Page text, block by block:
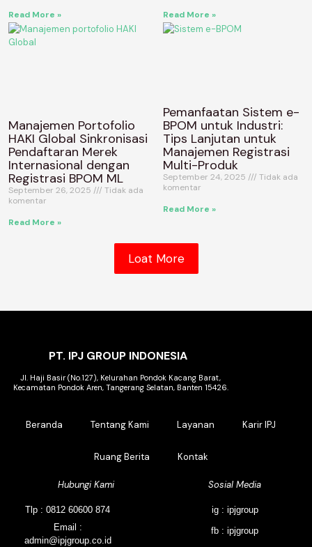
Read More »
Read More »
Manajemen Portofolio
HAKI Global Sinkronisasi
Pendaftaran Merek
Internasional dengan
Registrasi BPOM ML
September 26, 2025
Tidak ada
komentar
Read More »
Pemanfaatan Sistem e-
BPOM untuk Industri:
Tips Lanjutan untuk
Manajemen Registrasi
Multi-Produk
September 24, 2025
Tidak ada
komentar
Read More »
Loat More
PT. IPJ GROUP INDONESIA
Jl. Haji Basir (No.127), Kelurahan Pondok Kacang Barat,
Kecamatan Pondok Aren, Tangerang Selatan, Banten 15426.
Beranda Tentang Kami Layanan Karir IPJ
Ruang Berita Kontak
Hubungi Kami
Tlp : 0812 60600 874
Email :
admin@ipjgroup.co.id
Sosial Media
ig : ipjgroup
fb : ipjgroup